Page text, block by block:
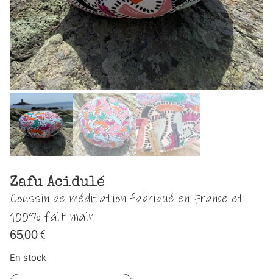
Zafu Acidulé
Coussin de méditation fabriqué en France et
100% fait main
65,00€
En stock